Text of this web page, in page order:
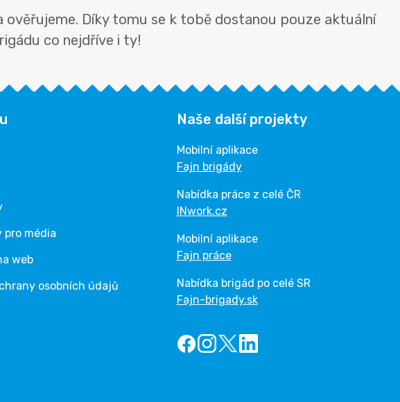
Díky tomu se k tobě dostanou pouze aktuální
co nejdříve i ty!
média
web
osobních údajů
Naše další projekty
Mobilní aplikace
Fajn brigády
Nabídka práce z celé ČR
INwork.cz
Mobilní aplikace
Fajn práce
Nabídka brigád po celé SR
Fajn-brigady.sk